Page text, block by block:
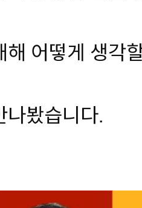
해 어떻게 생각
나봤습니다.